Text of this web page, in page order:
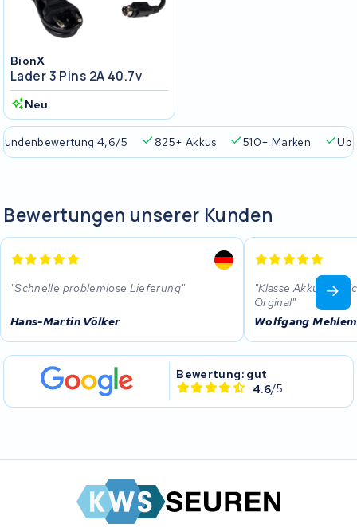
BionX
Lader 3 Pins 2A 40.7v
Neu
4,6/5 825+ Akkus 510+ Marken
Bewertungen unserer Kunden
Schnelle problemlose Lieferung
Hans-Martin Völker
Klasse Akku
Orginal
Wolfgang Mehlem
Bewertung: gut
4.6/5